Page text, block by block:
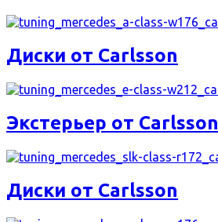
Диски от Carlsson
Экстерьер от Carlsson
Диски от Carlsson